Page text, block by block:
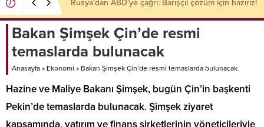
alındı
Bakan Şimşek Çin’de resmi
temaslarda bulunacak
Anasayfa » Ekonomi » Bakan Şimşek Çin’de resmi temaslarda bulunacak
Hazine ve Maliye Bakanı Şimşek, bugün Çin’in başkenti
Pekin’de temaslarda bulunacak. Şimşek ziyaret
kapsamında, yatırım ve finans şirketlerinin yöneticileriyle